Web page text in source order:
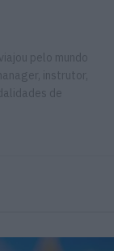
pelo mundo
instrutor,
de